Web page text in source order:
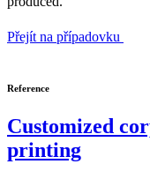
Přejít na případovku
Reference
Customized
printing